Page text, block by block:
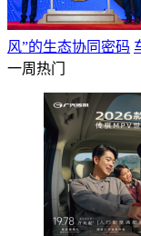
风”的生态协同密码
一周热门